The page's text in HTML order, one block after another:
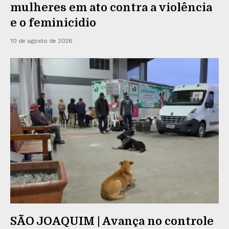
mulheres em ato contra a violência
e o feminicidio
10 de agosto de 2026
SÃO JOAQUIM | Avança no controle